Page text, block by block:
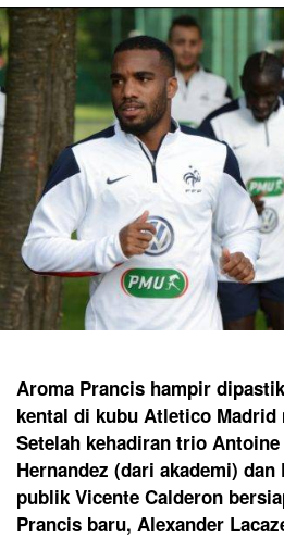
Aroma Prancis hampir
kental di kubu Atletico Madrid
Setelah kehadiran trio
Hernandez (dari akademi) dan
publik Vicente Calderon
Prancis baru, Alexander